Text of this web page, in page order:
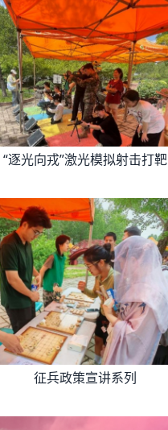
“逐光向戎”激光模拟射击打靶
征兵政策宣讲系列